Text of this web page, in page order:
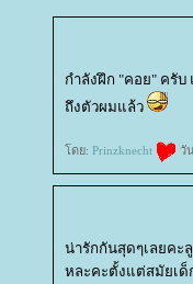
กำลังฝึก "คอย" ครั
ถึงตัวผมแล้ว
ดย: Prinzknecht วั
น่ารักกันสุดๆเลยคะ
หละคะตั้งแต่สมัยเด็